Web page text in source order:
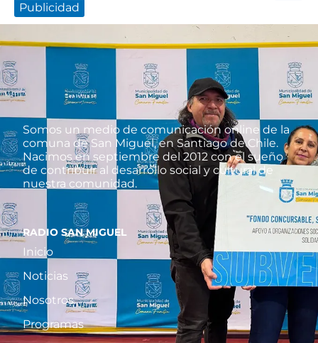
Publicidad
Somos un medio de comunicación online de la
comuna de San Miguel, en Santiago de Chile.
Nacimos en septiembre del 2012 con el sueño
de contribuir al desarrollo social y cultural de
nuestra comunidad.
RADIO SAN MIGUEL
Inicio
Noticias
Nosotros
Programas